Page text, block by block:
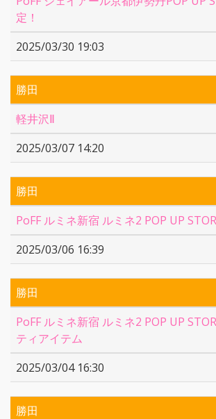
定！
2025/03/30 19:03
勝田
軽井沢Ⅱ
2025/03/07 14:20
勝田
PoFF ルミネ新宿 ルミネ2 POP UP
2025/03/06 16:39
勝田
PoFF ルミネ新宿 ルミネ2 POP UP
ティアイテム
2025/03/04 16:30
勝田